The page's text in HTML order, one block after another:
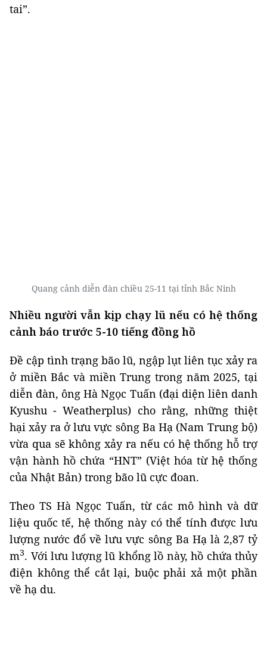
tai”.
Quang cảnh diễn đàn chiều 25-11 tại tỉnh Bắc Ninh
Nhiều người vẫn kịp chạy lũ nếu có hệ thống
cảnh báo trước 5-10 tiếng đồng hồ
Đề cập tình trạng bão lũ, ngập lụt liên tục xảy ra
ở miền Bắc và miền Trung trong năm 2025, tại
diễn đàn, ông Hà Ngọc Tuấn (đại diện liên danh
Kyushu - Weatherplus) cho rằng, những thiệt
hại xảy ra ở lưu vực sông Ba Hạ (Nam Trung bộ)
vừa qua sẽ không xảy ra nếu có hệ thống hỗ trợ
vận hành hồ chứa “HNT” (Việt hóa từ hệ thống
của Nhật Bản) trong bão lũ cực đoan.
Theo TS Hà Ngọc Tuấn, từ các mô hình và dữ
liệu quốc tế, hệ thống này có thể tính được lưu
lượng nước đổ về lưu vực sông Ba Hạ là 2,87 tỷ
m3. Với lưu lượng lũ khổng lồ này, hồ chứa thủy
điện không thể cắt lại, buộc phải xả một phần
về hạ du.